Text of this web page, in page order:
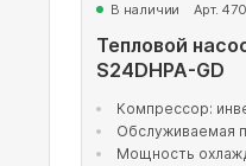
В наличии Арт.
Тепловой
S24DHPA-GD
Компрессор:
Обслуживаемая
Мощность